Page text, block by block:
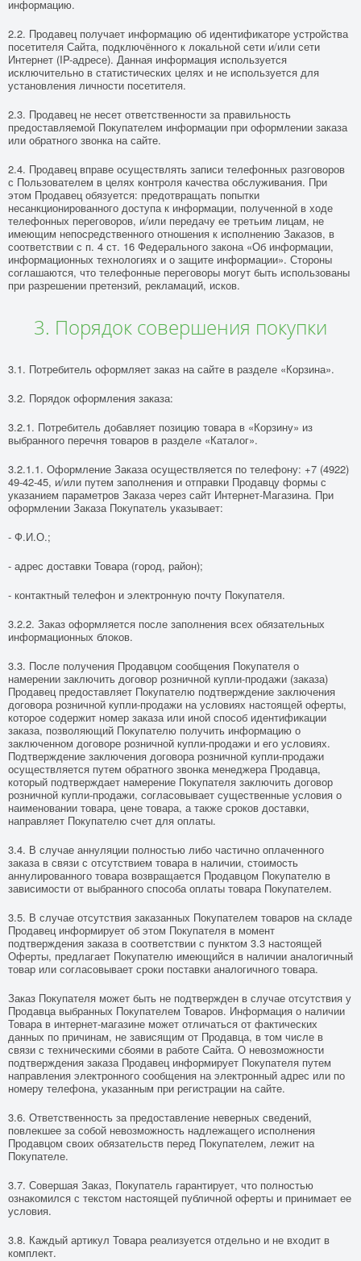
информацию.
2.2. Продавец получает информацию об идентификаторе устройства
посетителя Сайта, подключённого к локальной сети и/или сети
Интернет (IP-адресе). Данная информация используется
исключительно в статистических целях и не используется для
установления личности посетителя.
2.3. Продавец не несет ответственности за правильность
предоставляемой Покупателем информации при оформлении заказа
или обратного звонка на сайте.
2.4. Продавец вправе осуществлять записи телефонных разговоров
с Пользователем в целях контроля качества обслуживания. При
этом Продавец обязуется: предотвращать попытки
несанкционированного доступа к информации, полученной в ходе
телефонных переговоров, и/или передачу ее третьим лицам, не
имеющим непосредственного отношения к исполнению Заказов, в
соответствии с п. 4 ст. 16 Федерального закона «Об информации,
информационных технологиях и о защите информации». Стороны
соглашаются, что телефонные переговоры могут быть использованы
при разрешении претензий, рекламаций, исков.
3. Порядок совершения покупки
3.1. Потребитель оформляет заказ на сайте в разделе «Корзина».
3.2. Порядок оформления заказа:
3.2.1. Потребитель добавляет позицию товара в «Корзину» из
выбранного перечня товаров в разделе «Каталог».
3.2.1.1. Оформление Заказа осуществляется по телефону: +7 (4922)
49-42-45, и/или путем заполнения и отправки Продавцу формы с
указанием параметров Заказа через сайт Интернет-Магазина. При
оформлении Заказа Покупатель указывает:
- Ф.И.О.;
- адрес доставки Товара (город, район);
- контактный телефон и электронную почту Покупателя.
3.2.2. Заказ оформляется после заполнения всех обязательных
информационных блоков.
3.3. После получения Продавцом сообщения Покупателя о
намерении заключить договор розничной купли-продажи (заказа)
Продавец предоставляет Покупателю подтверждение заключения
договора розничной купли-продажи на условиях настоящей оферты,
которое содержит номер заказа или иной способ идентификации
заказа, позволяющий Покупателю получить информацию о
заключенном договоре розничной купли-продажи и его условиях.
Подтверждение заключения договора розничной купли-продажи
осуществляется путем обратного звонка менеджера Продавца,
который подтверждает намерение Покупателя заключить договор
розничной купли-продажи, согласовывает существенные условия о
наименовании товара, цене товара, а также сроков доставки,
направляет Покупателю счет для оплаты.
3.4. В случае аннуляции полностью либо частично оплаченного
заказа в связи с отсутствием товара в наличии, стоимость
аннулированного товара возвращается Продавцом Покупателю в
зависимости от выбранного способа оплаты товара Покупателем.
3.5. В случае отсутствия заказанных Покупателем товаров на складе
Продавец информирует об этом Покупателя в момент
подтверждения заказа в соответствии с пунктом 3.3 настоящей
Оферты, предлагает Покупателю имеющийся в наличии аналогичный
товар или согласовывает сроки поставки аналогичного товара.
Заказ Покупателя может быть не подтвержден в случае отсутствия у
Продавца выбранных Покупателем Товаров. Информация о наличии
Товара в интернет-магазине может отличаться от фактических
данных по причинам, не зависящим от Продавца, в том числе в
связи с техническими сбоями в работе Сайта. О невозможности
подтверждения заказа Продавец информирует Покупателя путем
направления электронного сообщения на электронный адрес или по
номеру телефона, указанным при регистрации на сайте.
3.6. Ответственность за предоставление неверных сведений,
повлекшее за собой невозможность надлежащего исполнения
Продавцом своих обязательств перед Покупателем, лежит на
Покупателе.
3.7. Совершая Заказ, Покупатель гарантирует, что полностью
ознакомился с текстом настоящей публичной оферты и принимает ее
условия.
3.8. Каждый артикул Товара реализуется отдельно и не входит в
комплект.